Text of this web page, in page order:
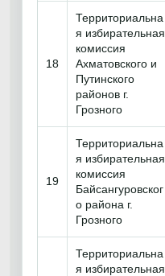
18
Территориальна
я избирательная
комиссия
Ахматовского и
Путинского
районов г.
Грозного
19
Территориальна
я избирательная
комиссия
Байсангуровског
о района г.
Грозного
Территориальна
я избирательная